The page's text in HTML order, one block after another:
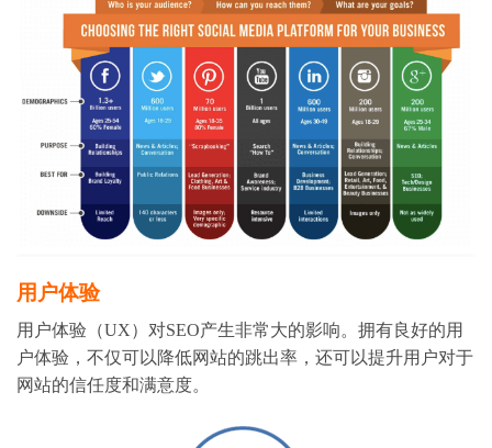
用户体验
用户体验（UX）对SEO产生非常大的影响。拥有良好的用
户体验，不仅可以降低网站的跳出率，还可以提升用户对于
网站的信任度和满意度。